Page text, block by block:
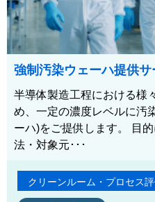
強制汚染ウェーハ提供サ
半導体製造工程における様
め、一定の濃度レベルに汚
ーハ)をご提供します。 目
法・対象元･･･
クリーンルーム・プロセス